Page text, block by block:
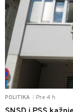
POLITIKA Pre 4 h